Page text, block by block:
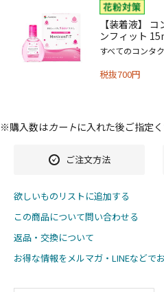
【装着液】
ンフィット
すべてのコンタ
税抜700円
※購入数はカートに入れた後ご指定く
ご注文方法
欲しいものリストに追加する
この商品について問い合わせる
返品・交換について
お得な情報をメルマガ・LINEなどで